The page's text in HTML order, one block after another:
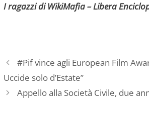
I ragazzi di WikiMafia – Libera
#Pif vince agli European Film
Uccide solo d’Estate”
Appello alla Società Civile, due